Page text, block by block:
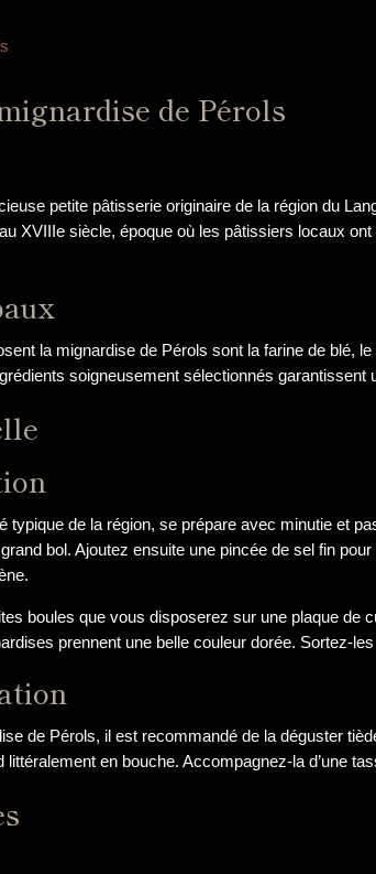
de Pérols
petite pâtisserie originaire de la région du
XVIIIe siècle, époque où les pâtissiers locaux
la mignardise de Pérols sont la farine de blé,
soigneusement sélectionnés
typique de la région, se prépare avec minutie et
bol. Ajoutez ensuite une pincée de sel fin
boules que vous disposerez sur une plaque
prennent une belle couleur dorée. Sortez-
de Pérols, il est recommandé de la déguster
en bouche. Accompagnez-la d’une